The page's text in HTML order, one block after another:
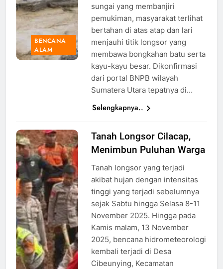
BENCANA
ALAM
sungai yang membanjiri
pemukiman, masyarakat terlihat
bertahan di atas atap dan lari
menjauhi titik longsor yang
membawa bongkahan batu serta
kayu-kayu besar. Dikonfirmasi
dari portal BNPB wilayah
Sumatera Utara tepatnya di…
Selengkapnya..
Tim
Polresta
Cilacap
Membantu
pencarian
korban
tanah
longsor,
Foto: dok.
polresta
cilacap
Tanah Longsor Cilacap,
Menimbun Puluhan Warga
Tanah longsor yang terjadi
akibat hujan dengan intensitas
tinggi yang terjadi sebelumnya
sejak Sabtu hingga Selasa 8-11
November 2025. Hingga pada
Kamis malam, 13 November
2025, bencana hidrometeorologi
kembali terjadi di Desa
Cibeunying, Kecamatan